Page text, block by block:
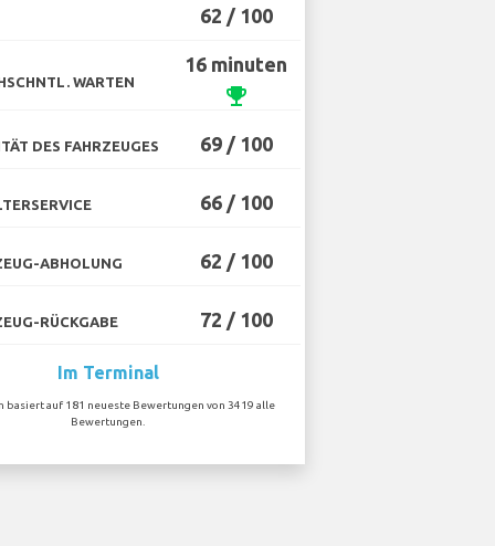
62 / 100
WARTEN
16 minuten
emoji_events
DES FAHRZEUGES 69 / 100
66 / 100
ABHOLUNG 62 / 100
RÜCKGABE 72 / 100
Im Terminal
basiert auf 181 neueste Bewertungen von 3419 alle
Bewertungen.